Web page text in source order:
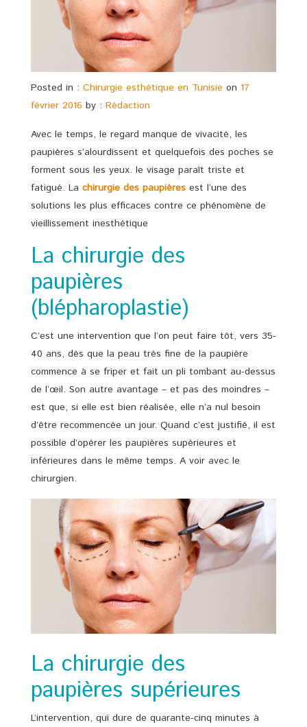
Posted in : Chirurgie esthétique en Tunisie on 17
février 2016 by : Rédaction
Avec le temps, le regard manque de vivacité, les
paupières s’alourdissent et quelquefois des poches se
forment sous les yeux. le visage paraît triste et
fatigué. La chirurgie des paupières est l’une des
solutions les plus efficaces contre ce phénomène de
vieillissement inesthétique
La chirurgie des
paupières
(blépharoplastie)
C’est une intervention que l’on peut faire tôt, vers 35-
40 ans, dès que la peau très fine de la paupière
commence à se friper et fait un pli tombant au-dessus
de l’œil. Son autre avantage – et pas des moindres –
est que, si elle est bien réalisée, elle n’a nul besoin
d’être recommencée un jour. Quand c’est justifié, il est
possible d’opérer les paupières supérieures et
inférieures dans le même temps. A voir avec le
chirurgien.
La chirurgie des
paupières supérieures
L’intervention, qui dure de quarante-cinq minutes à